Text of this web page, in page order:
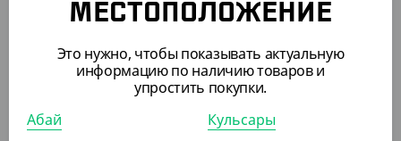
2 992.50
(59.85
МЕСТОПОЛОЖЕНИЕ
Это нужно, чтобы показывать актуальную
информацию по наличию товаров и
упростить покупки.
Абай
Кульсары